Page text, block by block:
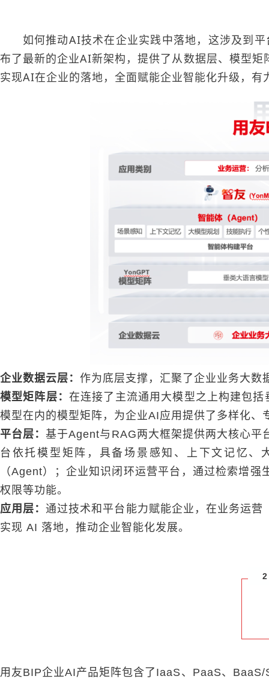
如何推动AI技术在企业实践中落地，这涉及到平
布了最新的企业AI新架构，提供了从数据层、模型
实现AI在企业的落地，全面赋能企业智能化升级，
企业数据云层： 作为底层支撑，汇聚了企业业务大数
模型矩阵层： 在连接了主流通用大模型之上构建包括
模型在内的模型矩阵，为企业AI应用提供了多样化、
平台层：基于Agent与RAG两大框架提供两大核心平
台依托模型矩阵，具备场景感知、上下文记忆
（Agent）；企业知识闭环运营平台，通过检索增
权限等功能。
应用层：通过技术和平台能力赋能企业，在业务运
实现 AI 落地，推动企业智能化发展。
2
用友BIP企业AI产品矩阵包含了IaaS、PaaS、